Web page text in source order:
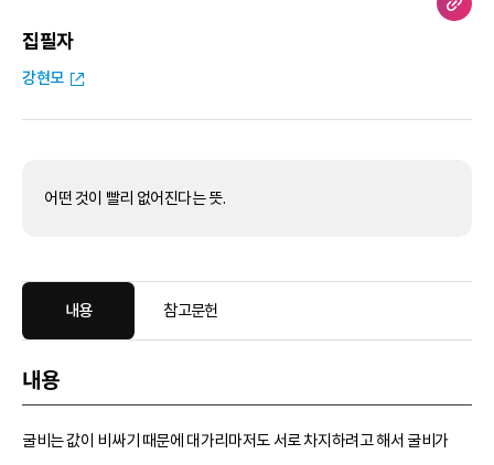
집필자
강현모
어떤 것이 빨리 없어진다는 뜻.
내용 참고문헌
내용
굴비는 값이 비싸기 때문에 대가리마저도 서로 차지하려고 해서 굴비가